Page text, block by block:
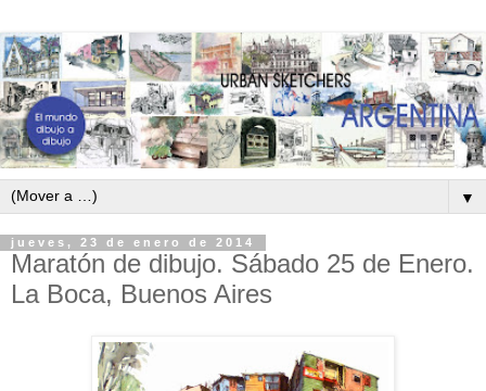
▼
jueves, 23 de enero de 2014
Maratón de dibujo. Sábado 25 de Enero.
La Boca, Buenos Aires